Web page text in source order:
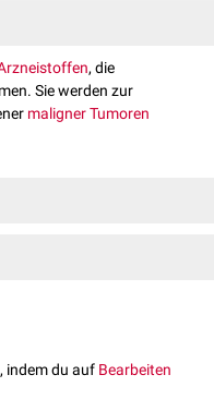
, die
Sie werden zur
malignerTumoren
und den Beginn
in die
indem du auf Bearbeiten